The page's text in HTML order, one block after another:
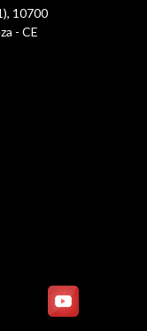
10700
- CE